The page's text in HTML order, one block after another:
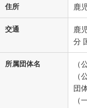
住所 鹿
交通
鹿
分
所属団体名
（
団
（